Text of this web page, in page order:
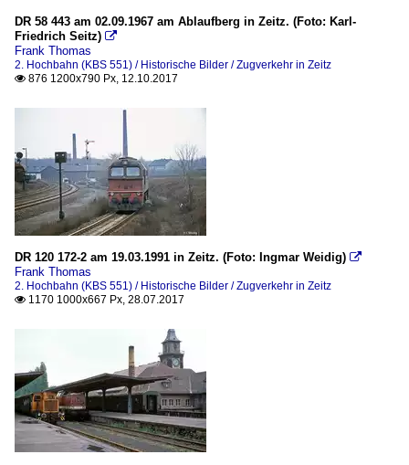
DR 58 443 am 02.09.1967 am Ablaufberg in Zeitz. (Foto: Karl-
Friedrich Seitz) 
Frank Thomas
2. Hochbahn (KBS 551) / Historische Bilder / Zugverkehr in Zeitz
 876 1200x790 Px, 12.10.2017
DR 120 172-2 am 19.03.1991 in Zeitz. (Foto: Ingmar Weidig) 
Frank Thomas
2. Hochbahn (KBS 551) / Historische Bilder / Zugverkehr in Zeitz
 1170 1000x667 Px, 28.07.2017